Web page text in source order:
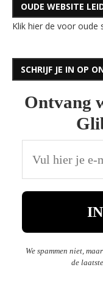
OUDE WEBSITE
Klik hier de voor oude
SCHRIJF JE IN OP
Ontvang
We spammen niet,
de